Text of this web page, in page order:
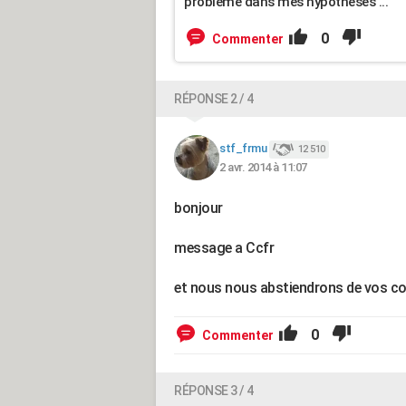
Commenter 0
RÉPONSE 2 / 4
stf_frmu 12 510
2 avr. 2014 à 11:07
bonjour
message a Ccfr
et nous nous abstiendrons de vos
Commenter 0
RÉPONSE 3 / 4